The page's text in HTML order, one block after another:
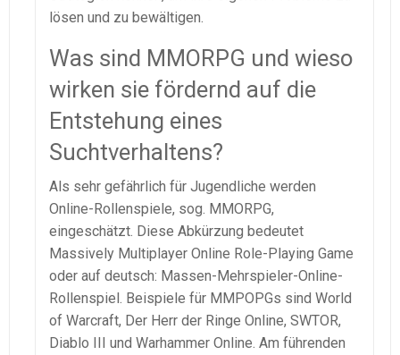
lösen und zu bewältigen.
Was sind MMORPG und wieso
wirken sie fördernd auf die
Entstehung eines
Suchtverhaltens?
Als sehr gefährlich für Jugendliche werden
Online-Rollenspiele, sog. MMORPG,
eingeschätzt. Diese Abkürzung bedeutet
Massively Multiplayer Online Role-Playing Game
oder auf deutsch: Massen-Mehrspieler-Online-
Rollenspiel. Beispiele für MMPOPGs sind World
of Warcraft, Der Herr der Ringe Online, SWTOR,
Diablo III und Warhammer Online. Am führenden